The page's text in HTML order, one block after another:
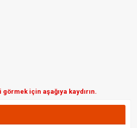
için aşağıya kaydırın.